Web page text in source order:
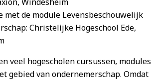
met de module Levensbeschouwelijk
Christelijke Hogeschool Ede,
veel hogescholen cursussen, modules
gebied van ondernemerschap. Omdat